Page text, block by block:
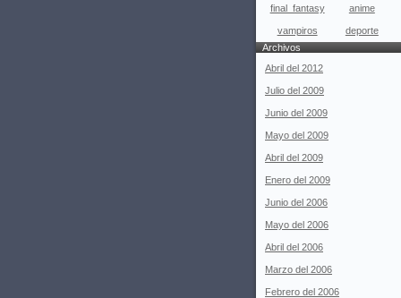
final_fantasy anime
vampiros deporte
Archivos
Abril del 2012
Julio del 2009
Junio del 2009
Mayo del 2009
Abril del 2009
Enero del 2009
Junio del 2006
Mayo del 2006
Abril del 2006
Marzo del 2006
Febrero del 2006